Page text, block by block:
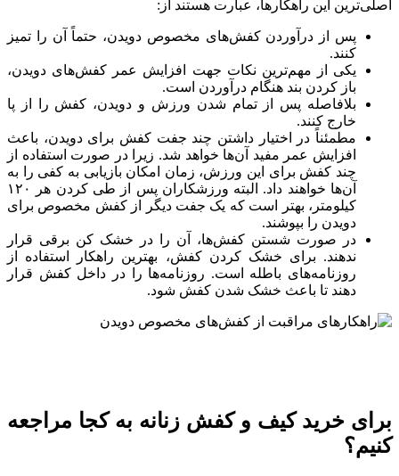
اصلی‌ترین این راهکار‌ها، عبارت هستند از:
پس از درآوردن کفش‌های مخصوص دویدن، حتماً آن را تمیز
کنند.
یکی از مهم‌ترین نکات جهت افزایش عمر کفش‌های دویدن،
باز کردن بند هنگام درآوردن است.
بلافاصله پس از تمام شدن ورزش و دویدن، کفش را از پا
خارج کنند.
مطمئناً در اختیار داشتن چند جفت کفش برای دویدن، باعث
افزایش عمر مفید آن‌ها خواهد شد. زیرا در صورت استفاده از
چند کفش برای این ورزش، زمان امکان بازیابی به کفی را به
آن‌ها خواهند داد. البته ورزشکاران پس از طی کردن هر ۱۲۰
کیلومتر، بهتر است که یک جفت دیگر از کفش مخصوص برای
دویدن را بپوشند.
در صورت شستن کفش‌ها، آن را در خشک کن برقی قرار
ندهند. برای خشک کردن کفش، بهترین راهکار استفاده از
روزنامه‌های باطله است. روزنامه‌ها را در داخل کفش قرار
دهند تا باعث خشک شدن کفش شود.
برای خرید کیف و کفش زنانه به کجا مراجعه
کنیم؟